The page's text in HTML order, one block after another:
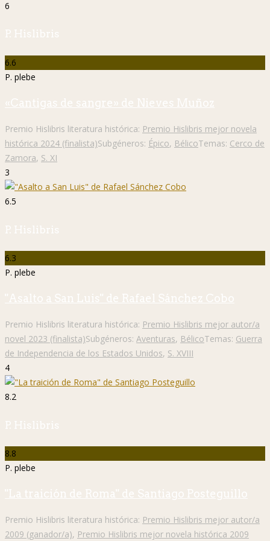
6
P. Hislibris
6.6
P. plebe
«Cantigas de sangre» de Nieves Muñoz
Premio Hislibris literatura histórica: Premio Hislibris mejor novela
histórica 2024 (finalista)Subgéneros: Épico, BélicoTemas: Cerco de
Zamora, S. XI
3
6.5
P. Hislibris
6.3
P. plebe
"Asalto a San Luis" de Rafael Sánchez Cobo
Premio Hislibris literatura histórica: Premio Hislibris mejor autor/a
novel 2023 (finalista)Subgéneros: Aventuras, BélicoTemas: Guerra
de Independencia de los Estados Unidos, S. XVIII
4
8.2
P. Hislibris
8.8
P. plebe
"La traición de Roma" de Santiago Posteguillo
Premio Hislibris literatura histórica: Premio Hislibris mejor autor/a
2009 (ganador/a), Premio Hislibris mejor novela histórica 2009